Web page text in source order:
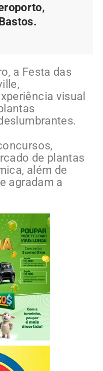
a Festa das
visual
de plantas
além de
agradam a